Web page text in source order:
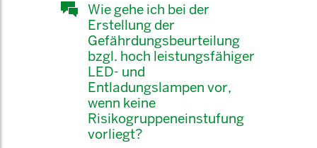
Wie gehe ich bei der
Erstellung der
Gefährdungsbeurteilung
bzgl. hoch leistungsfähiger
LED- und
Entladungslampen vor,
wenn keine
Risikogruppeneinstufung
vorliegt?